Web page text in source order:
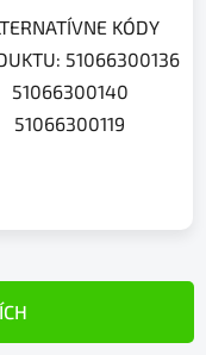
KÓDY
51066300136
51066300140
51066300119